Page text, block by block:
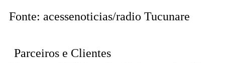
Fonte: acessenoticias/radio Tucunare
Parceiros e Clientes